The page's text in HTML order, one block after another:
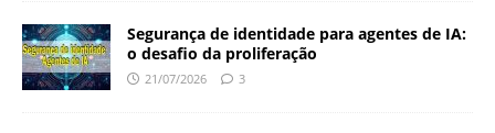
Segurança de identidade para agentes de IA:
o desafio da proliferação
21/07/2026 3